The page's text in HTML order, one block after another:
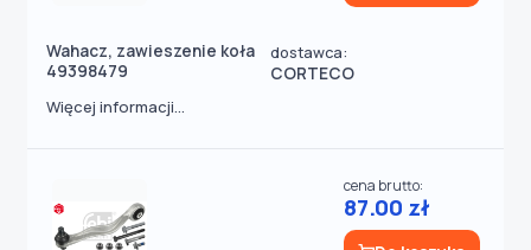
Wahacz, zawieszenie koła
49398479
dostawca:
CORTECO
Więcej informacji...
cena brutto:
87.00 zł